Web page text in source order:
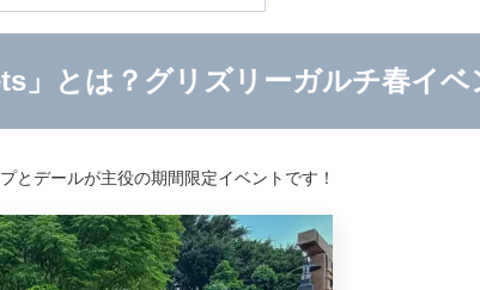
」とは？グリズリーガルチ春イベ
とデールが主役の期間限定イベントです！